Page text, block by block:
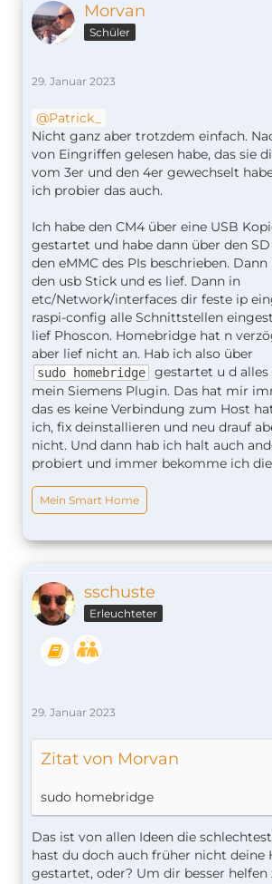
Morvan
Schüler
29. Januar 2023
Patrick_
Nicht ganz aber trotzdem einfach.
von Eingriffen gelesen habe, das sie
vom 3er und den 4er gewechselt
ich probier das auch.
Ich habe den CM4 über eine USB
gestartet und habe dann über den
den eMMC des PIs beschrieben.
den usb Stick und es lief. Dann in
etc/Network/interfaces dir feste ip
raspi-config alle Schnittstellen
lief Phoscon. Homebridge hat n
aber lief nicht an. Hab ich also über
sudo homebridge
gestartet u d
mein Siemens Plugin. Das hat mir
das es keine Verbindung zum Host
ich, fix deinstallieren und neu drauf
nicht. Und dann hab ich halt auch
probiert und immer bekomme ich
Mein Smart Home
sschuste
Erleuchteter
29. Januar 2023
Zitat von Morvan
sudo homebridge
Das ist von allen Ideen die
hast du doch auch früher nicht deine
gestartet, oder? Um dir besser helfen